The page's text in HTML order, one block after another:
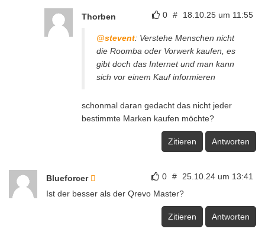
0 # 18.10.25 um 11:55
Thorben
@stevent: Verstehe Menschen nicht
die Roomba oder Vorwerk kaufen, es
gibt doch das Internet und man kann
sich vor einem Kauf informieren
schonmal daran gedacht das nicht jeder
bestimmte Marken kaufen möchte?
Zitieren Antworten
0 # 25.10.24 um 13:41
Blueforcer
Ist der besser als der Qrevo Master?
Zitieren Antworten